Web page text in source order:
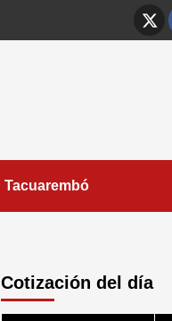
X
Tacuarembó
Cotización del día